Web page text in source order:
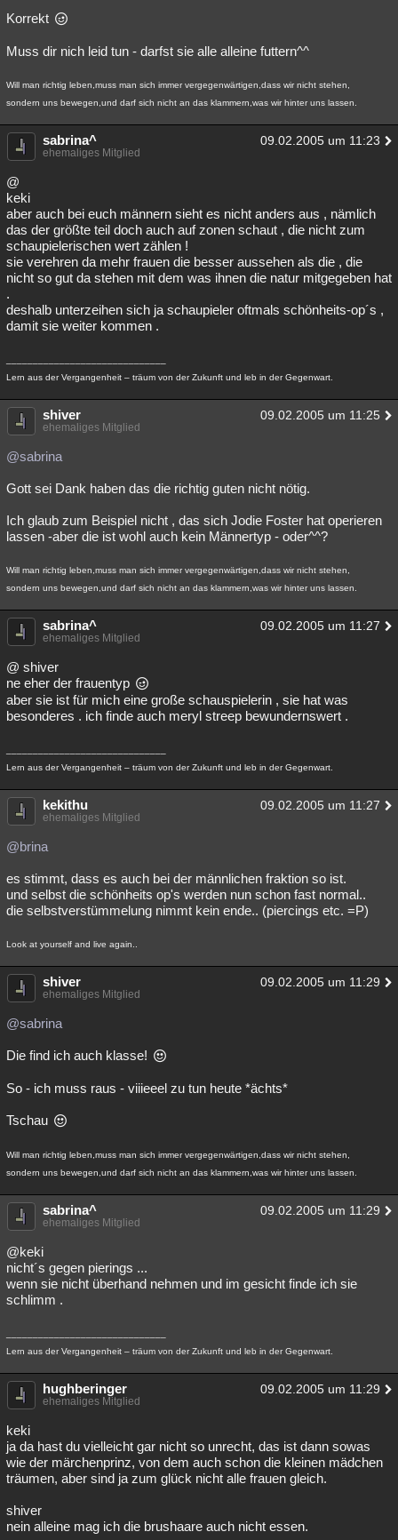
Korrekt
Muss dir nich leid tun - darfst sie alle alleine futtern^^
Will man richtig leben,muss man sich immer vergegenwärtigen,dass wir nicht stehen,
sondern uns bewegen,und darf sich nicht an das klammern,was wir hinter uns lassen.
sabrina^ 09.02.2005 um 11:23
ehemaliges Mitglied
@
keki
aber auch bei euch männern sieht es nicht anders aus , nämlich
das der größte teil doch auch auf zonen schaut , die nicht zum
schaupielerischen wert zählen !
sie verehren da mehr frauen die besser aussehen als die , die
nicht so gut da stehen mit dem was ihnen die natur mitgegeben hat
.
deshalb unterzeihen sich ja schaupieler oftmals schönheits-op´s ,
damit sie weiter kommen .
Lern aus der Vergangenheit – träum von der Zukunft und leb in der Gegenwart.
shiver 09.02.2005 um 11:25
ehemaliges Mitglied
@sabrina
Gott sei Dank haben das die richtig guten nicht nötig.
Ich glaub zum Beispiel nicht , das sich Jodie Foster hat operieren
lassen -aber die ist wohl auch kein Männertyp - oder^^?
Will man richtig leben,muss man sich immer vergegenwärtigen,dass wir nicht stehen,
sondern uns bewegen,und darf sich nicht an das klammern,was wir hinter uns lassen.
sabrina^ 09.02.2005 um 11:27
ehemaliges Mitglied
@ shiver
ne eher der frauentyp
aber sie ist für mich eine große schauspielerin , sie hat was
besonderes . ich finde auch meryl streep bewundernswert .
Lern aus der Vergangenheit – träum von der Zukunft und leb in der Gegenwart.
kekithu 09.02.2005 um 11:27
ehemaliges Mitglied
@brina
es stimmt, dass es auch bei der männlichen fraktion so ist.
und selbst die schönheits op's werden nun schon fast normal..
die selbstverstümmelung nimmt kein ende.. (piercings etc. =P)
Look at yourself and live again..
shiver 09.02.2005 um 11:29
ehemaliges Mitglied
@sabrina
Die find ich auch klasse!
So - ich muss raus - viiieeel zu tun heute *ächts*
Tschau
Will man richtig leben,muss man sich immer vergegenwärtigen,dass wir nicht stehen,
sondern uns bewegen,und darf sich nicht an das klammern,was wir hinter uns lassen.
sabrina^ 09.02.2005 um 11:29
ehemaliges Mitglied
@keki
nicht´s gegen pierings ...
wenn sie nicht überhand nehmen und im gesicht finde ich sie
schlimm .
Lern aus der Vergangenheit – träum von der Zukunft und leb in der Gegenwart.
hughberinger 09.02.2005 um 11:29
ehemaliges Mitglied
keki
ja da hast du vielleicht gar nicht so unrecht, das ist dann sowas
wie der märchenprinz, von dem auch schon die kleinen mädchen
träumen, aber sind ja zum glück nicht alle frauen gleich.
shiver
nein alleine mag ich die brushaare auch nicht essen.